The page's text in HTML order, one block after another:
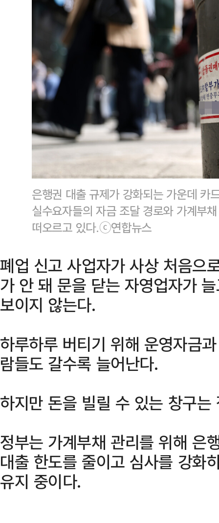
은행권 대출 규제가 강화되는 가운데 카
실수요자들의 자금 조달 경로와 가계부
떠오르고 있다.ⓒ연합뉴스
폐업 신고 사업자가 사상 처음으
가 안 돼 문을 닫는 자영업자가
보이지 않는다.
하루하루 버티기 위해 운영자금
람들도 갈수록 늘어난다.
하지만 돈을 빌릴 수 있는 창구는
정부는 가계부채 관리를 위해 은
대출 한도를 줄이고 심사를 강화
유지 중이다.